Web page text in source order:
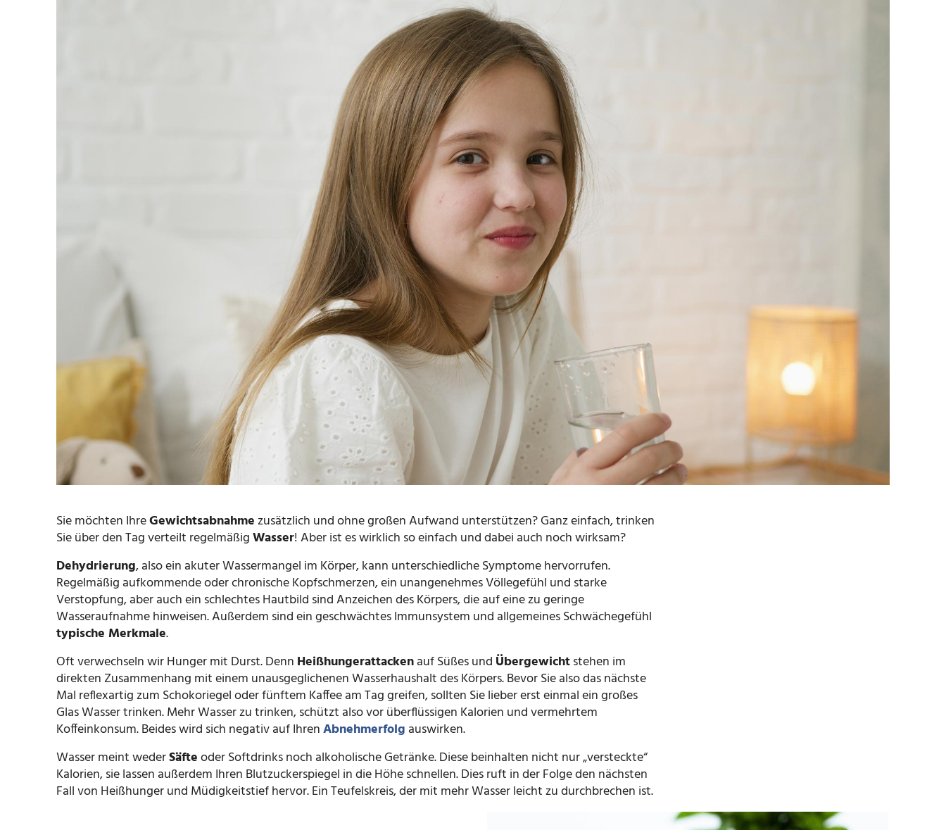
Sie möchten IhreGewichtsabnahmezusätzlich und ohne großen Aufwand unterstützen? Ganz einfach, trinken
Sie über den Tag verteilt regelmäßigWasser! Aber ist es wirklich so einfach und dabei auch noch wirksam?
Dehydrierung, also ein akuter Wassermangel im Körper, kann unterschiedliche Symptome hervorrufen.
Regelmäßig aufkommende oder chronische Kopfschmerzen, ein unangenehmes Völlegefühl und starke
Verstopfung, aber auch ein schlechtes Hautbild sind Anzeichen des Körpers, die auf eine zu geringe
Wasseraufnahme hinweisen. Außerdem sind ein geschwächtes Immunsystem und allgemeines Schwächegefühl
typische Merkmale.
Oft verwechseln wir Hunger mit Durst. Denn Heißhungerattackenauf Süßes und Übergewichtstehen im
direkten Zusammenhang mit einem unausgeglichenen Wasserhaushalt des Körpers. Bevor Sie also das nächste
Mal reflexartig zum Schokoriegel oder fünftem Kaffee am Tag greifen, sollten Sie lieber erst einmal ein großes
Glas Wasser trinken. Mehr Wasser zu trinken, schützt also vor überflüssigen Kalorien und vermehrtem
Koffeinkonsum. Beides wird sich negativ auf IhrenAbnehmerfolg auswirken.
Wasser meint wederSäfteoder Softdrinks noch alkoholische Getränke. Diese beinhalten nicht nur „versteckte“
Kalorien, sie lassen außerdem Ihren Blutzuckerspiegel in die Höhe schnellen. Dies ruft in der Folge den nächsten
Fall von Heißhunger und Müdigkeitstief hervor. Ein Teufelskreis, der mit mehr Wasser leicht zu durchbrechen ist.